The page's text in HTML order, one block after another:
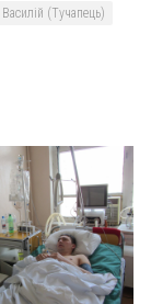
(Тучапець)